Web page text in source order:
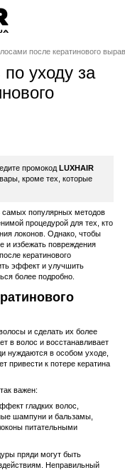
после кератинового
уходу за
промокод LUXHAIR
кроме тех, которые
самых популярных методов
процедурой для тех, кто
локонов. Однако, чтобы
и избежать повреждения
кератинового
эффект и улучшить
более подробно.
и сделать их более
в волос и восстанавливает
нуждаются в особом уходе,
привести к потере кератина
важен:
гладких волос,
шампуни и бальзамы,
питательными
пряди могут быть
Неправильный